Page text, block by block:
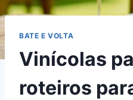
BATE E VOLTA
Vinícolas
roteiros